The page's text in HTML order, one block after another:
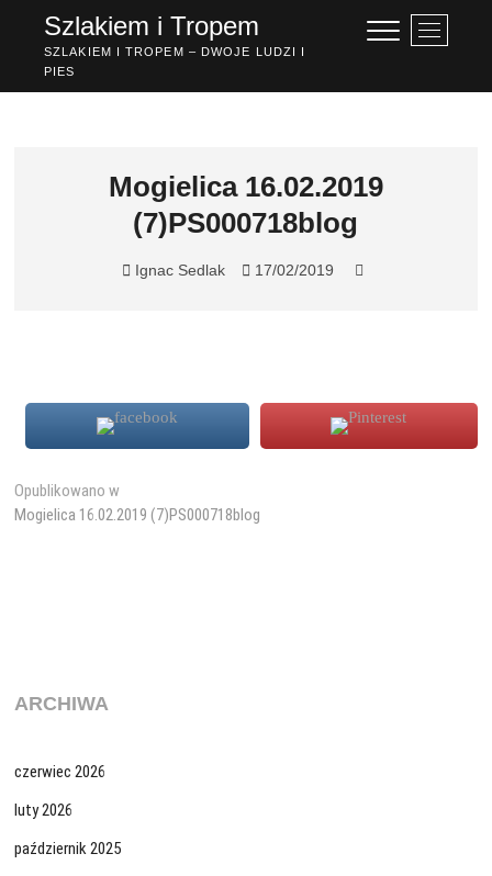
Szlakiem i Tropem
SZLAKIEM I TROPEM – DWOJE LUDZI I
PIES
P
r
Mogielica 16.02.2019
(7)PS000718blog
Ignac Sedlak 17/02/2019
Nawigacja
wpisu
Opublikowano w
Mogielica 16.02.2019 (7)PS000718blog
ARCHIWA
czerwiec 2026
luty 2026
październik 2025